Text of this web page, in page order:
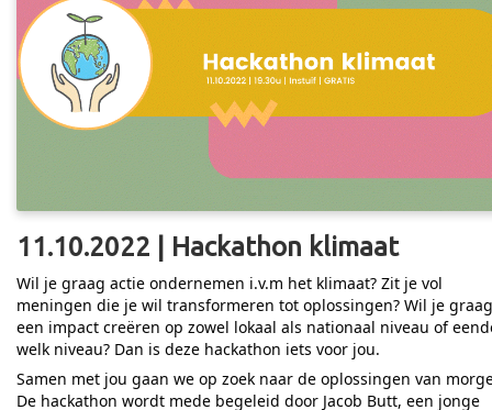
11.10.2022 | Hackathon klimaat
Wil je graag actie ondernemen i.v.m het klimaat? Zit je vol
meningen die je wil transformeren tot oplossingen? Wil je graag
een impact creëren op zowel lokaal als nationaal niveau of
welk niveau? Dan is deze hackathon iets voor jou.
Samen met jou gaan we op zoek naar de oplossingen van
De hackathon wordt mede begeleid door Jacob Butt, een jonge